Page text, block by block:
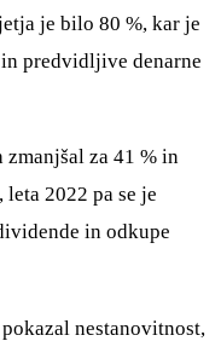
je bilo 80 %, kar je
predvidljive denarne
za 41 % in
2022 pa se je
in odkupe
nestanovitnost,